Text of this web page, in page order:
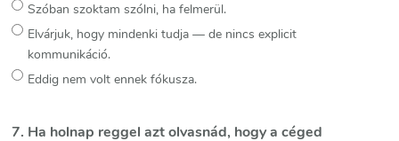
Szóban szoktam szólni, ha felmerül.
Elvárjuk, hogy mindenki tudja — de nincs explicit
kommunikáció.
Eddig nem volt ennek fókusza.
7. Ha holnap reggel azt olvasnád, hogy a céged